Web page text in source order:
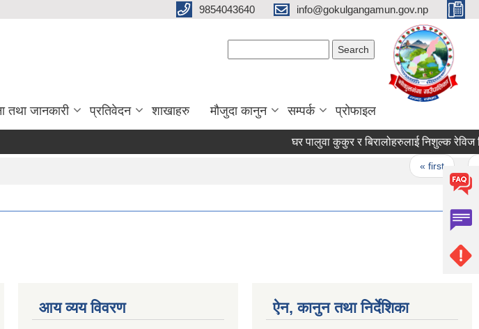
9854043640 info@gokulgangamun.gov.np
तथा जानकारी प्रतिवेदन शाखाहरु मौजुदा कानुन सम्पर्क प्रोफाइल
घर पालुवा कुकुर र बिरालोहरुलाई निशुल्क रेविज
« first
आय व्यय विवरण ऐन, कानुन तथा निर्देशिका